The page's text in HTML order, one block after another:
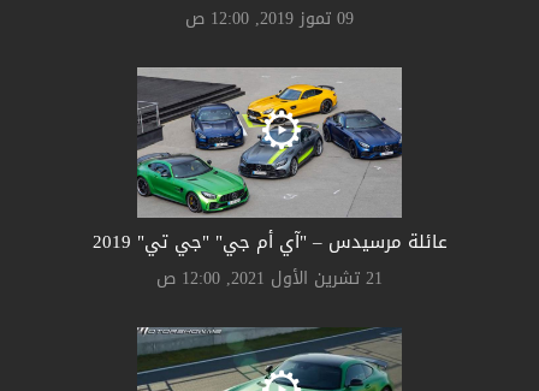
09 تموز 2019, 12:00 ص
عائلة مرسيدس – "آي أم جي" "جي تي" 2019
21 تشرين الأول 2021, 12:00 ص